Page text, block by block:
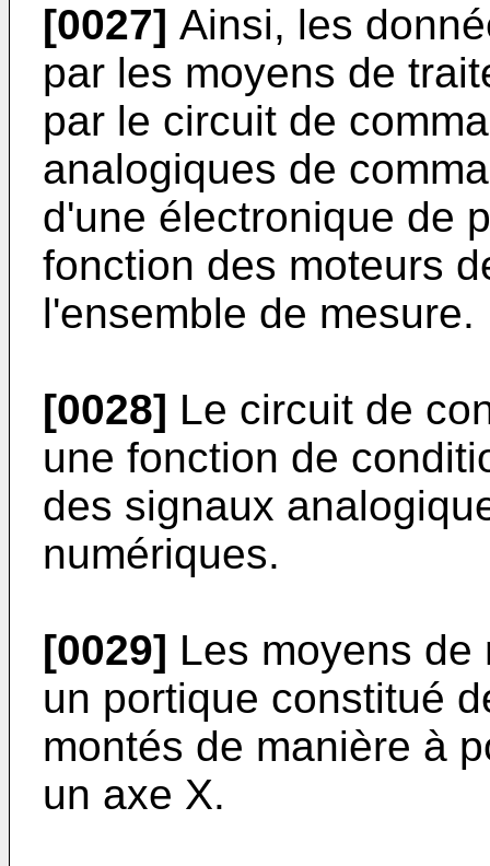
[0027] Ainsi, les
par les moyens de
par le circuit de
analogiques de
d'une électronique de
fonction des moteurs
l'ensemble de mesure.
[0028] Le circuit de
une fonction de
des signaux
numériques.
[0029] Les moyens
un portique constitué
montés de manière à
un axe X.